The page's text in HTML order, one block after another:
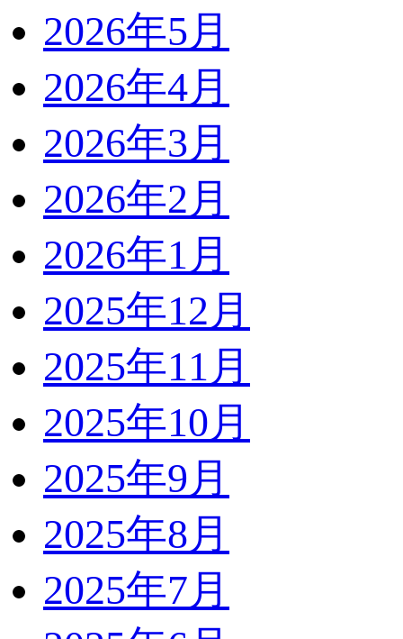
2026年5月
2026年4月
2026年3月
2026年2月
2026年1月
2025年12月
2025年11月
2025年10月
2025年9月
2025年8月
2025年7月